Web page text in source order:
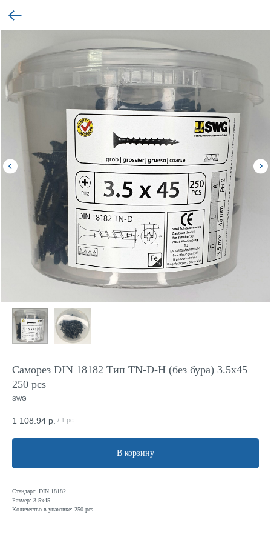
Саморез DIN 18182 Тип TN-D-H (без бура) 3.5x45
250 pcs
SWG
1 108.94 р. / 1 pc
В корзину
Стандарт: DIN 18182
Размер: 3.5x45
Количество в упаковке: 250 pcs